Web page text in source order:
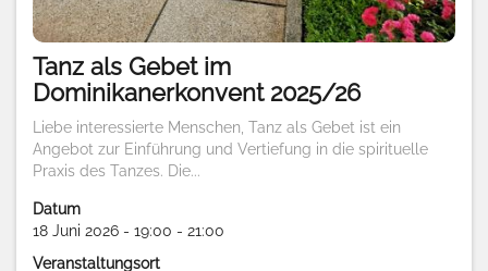
Tanz als Gebet im
Dominikanerkonvent 2025/26
Liebe interessierte Menschen, Tanz als Gebet ist ein
Angebot zur Einführung und Vertiefung in die spirituelle
Praxis des Tanzes. Die...
Datum
18 Juni 2026 - 19:00 - 21:00
Veranstaltungsort